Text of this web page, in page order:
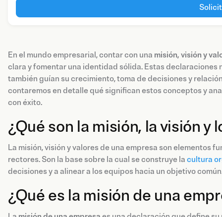
En el mundo empresarial, contar con una misión, visión y
clara y fomentar una identidad sólida. Estas declaraciones
también guían su crecimiento, toma de decisiones y
contaremos en detalle qué significan estos conceptos y
con éxito.
¿Qué son la misión, la visión y
La misión, visión y valores de una empresa son elementos
rectores. Son la base sobre la cual se construye la cultura
decisiones y a alinear a los equipos hacia un objetivo
¿Qué es la misión de una